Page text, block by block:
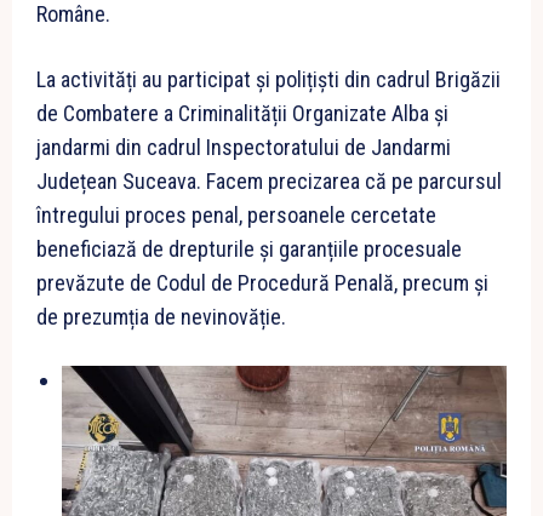
Române.
La activități au participat și polițiști din cadrul Brigăzii
de Combatere a Criminalității Organizate Alba și
jandarmi din cadrul Inspectoratului de Jandarmi
Județean Suceava. Facem precizarea că pe parcursul
întregului proces penal, persoanele cercetate
beneficiază de drepturile și garanțiile procesuale
prevăzute de Codul de Procedură Penală, precum și
de prezumția de nevinovăție.